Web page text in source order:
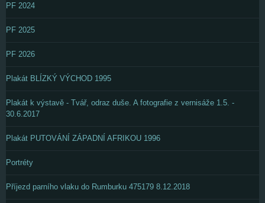
PF 2024
PF 2025
PF 2026
Plakát BLÍZKÝ VÝCHOD 1995
Plakát k výstavě - Tvář, odraz duše. A fotografie z vernisáže 1.5. -
30.6.2017
Plakát PUTOVÁNÍ ZÁPADNÍ AFRIKOU 1996
Portréty
Příjezd parního vlaku do Rumburku 475179 8.12.2018